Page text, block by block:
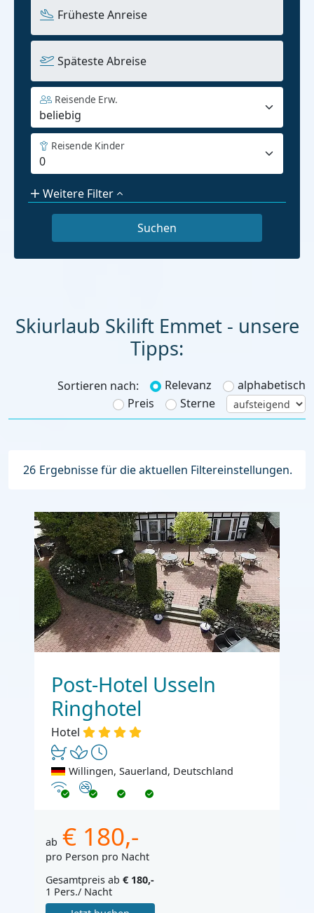
Früheste Anreise
Späteste Abreise
Reisende Erw.
Reisende Kinder
Weitere Filter
Skiurlaub Skilift Emmet - unsere
Tipps:
Sortieren nach: Relevanz
alphabetisch
Preis
Sterne
26 Ergebnisse für die aktuellen Filtereinstellungen.
Post-Hotel Usseln
Ringhotel
Hotel
Willingen, Sauerland, Deutschland
InternetNichtraucher
ab € 180,-
pro Person pro Nacht
Gesamtpreis ab € 180,-
1 Pers./ Nacht